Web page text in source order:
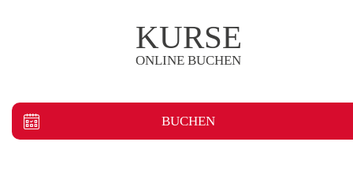
KURSE
ONLINE BUCHEN
BUCHEN